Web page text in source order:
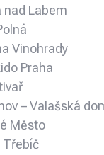
nad Labem
Vinohrady
Praha
– Valašská
Město
Třebíč